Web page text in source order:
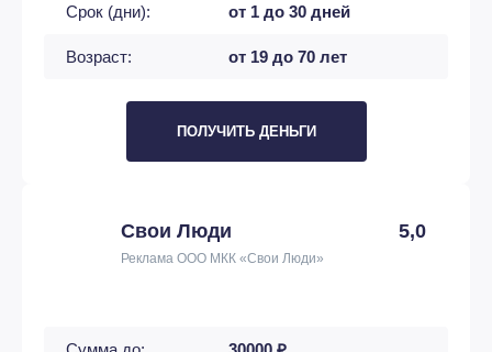
Срок (дни): от 1 до 30 дней
Возраст: от 19 до 70 лет
ПОЛУЧИТЬ ДЕНЬГИ
Свои Люди 5,0
Реклама ООО МКК «Свои Люди»